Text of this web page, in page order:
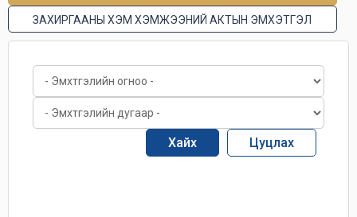
ЗАХИРГААНЫ ХЭМ ХЭМЖЭЭНИЙ АКТЫН ЭМХЭТГЭЛ
Цуцлах
Хайх